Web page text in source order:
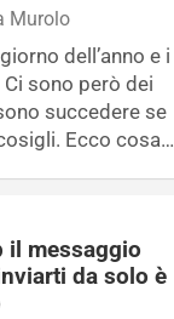
Murolo
dell’anno e i
sono però dei
succedere se
Ecco cosa…
il messaggio
da solo è